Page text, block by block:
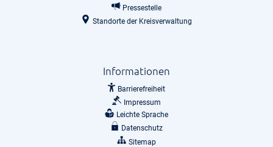
Pressestelle
Standorte der Kreisverwaltung
Informationen
Barrierefreiheit
Impressum
Leichte Sprache
Datenschutz
Sitemap